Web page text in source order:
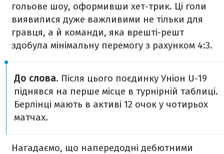
гольове шоу, оформивши хет-трик. Ці голи
виявилися дуже важливими не тільки для
гравця, а й команди, яка врешті-решт
здобула мінімальну перемогу з рахунком 4:3.
До слова. Після цього поєдинку Уніон U-19
піднявся на перше місце в турнірній таблиці.
Берлінці мають в активі 12 очок у чотирьох
матчах.
Нагадаємо, що напередодні дебютними